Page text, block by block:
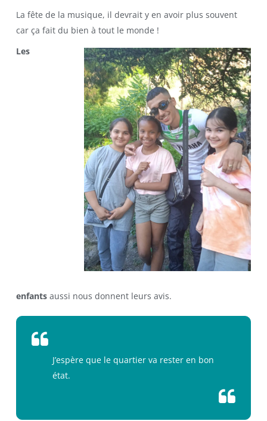
La fête de la musique, il devrait y en avoir plus souvent
car ça fait du bien à tout le monde !
Les
enfantsaussi nous donnent leurs avis.
J’espère que le quartier va rester en bon
état.